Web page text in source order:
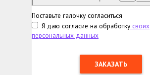
Поставьте галочку согласиться
Я даю согласие на обработку своих
персональных данных